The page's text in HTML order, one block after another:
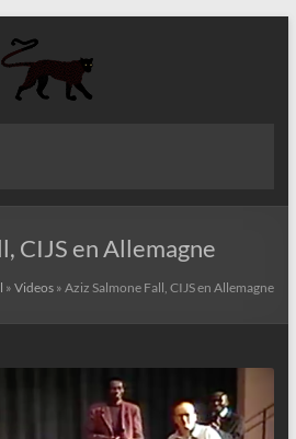
CIJS en Allemagne
»Videos »Aziz Salmone Fall, CIJS en Allemagne